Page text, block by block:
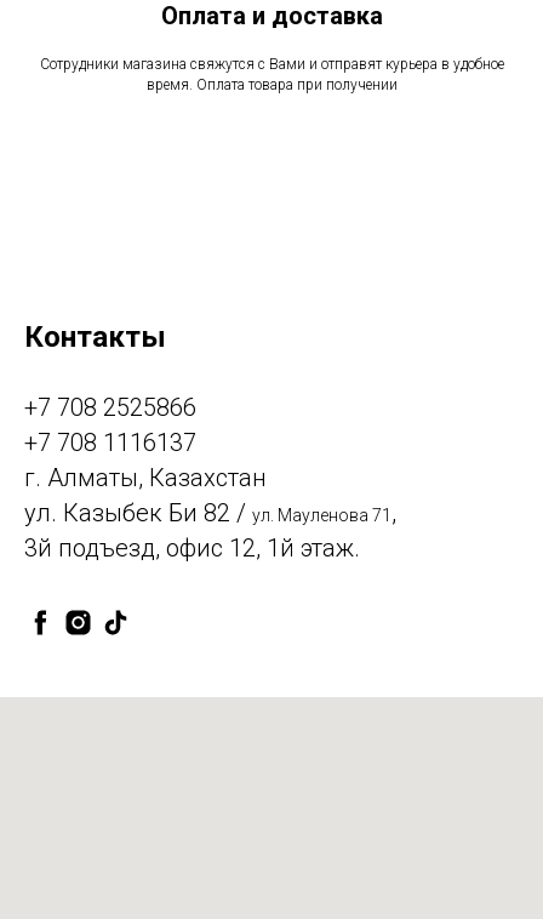
Оплата и доставка
Сотрудники магазина свяжутся с Вами и отправят курьера в удобное
время. Оплата товара при получении
Контакты
+7 708 2525866
+7 708 1116137
г. Алматы, Казахстан
ул. Казыбек Би 82 / ул. Мауленова 71 ,
3й подъезд, офис 12, 1й этаж.